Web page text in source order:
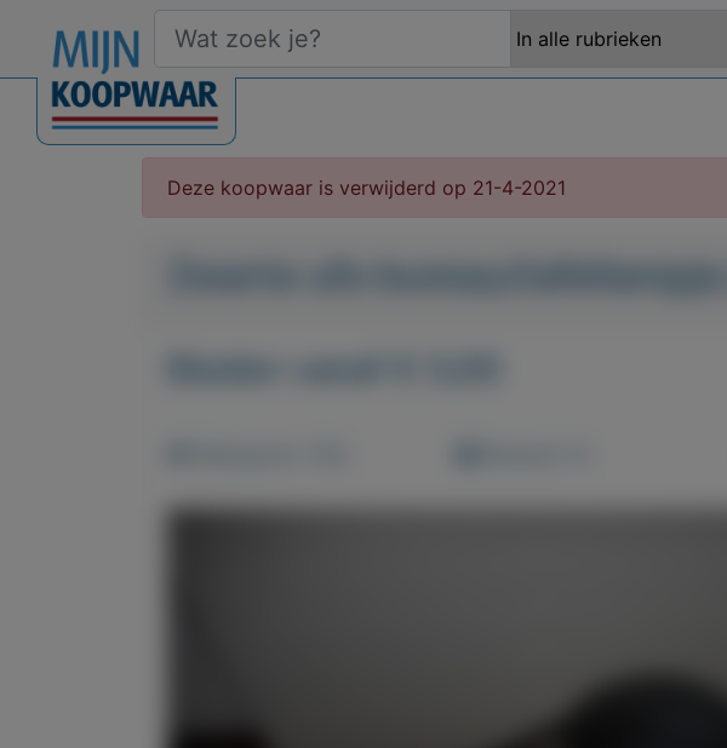
Deze koopwaar is verwijderd op 21-4-2021
Zwarte ufo bureau/tafellampje